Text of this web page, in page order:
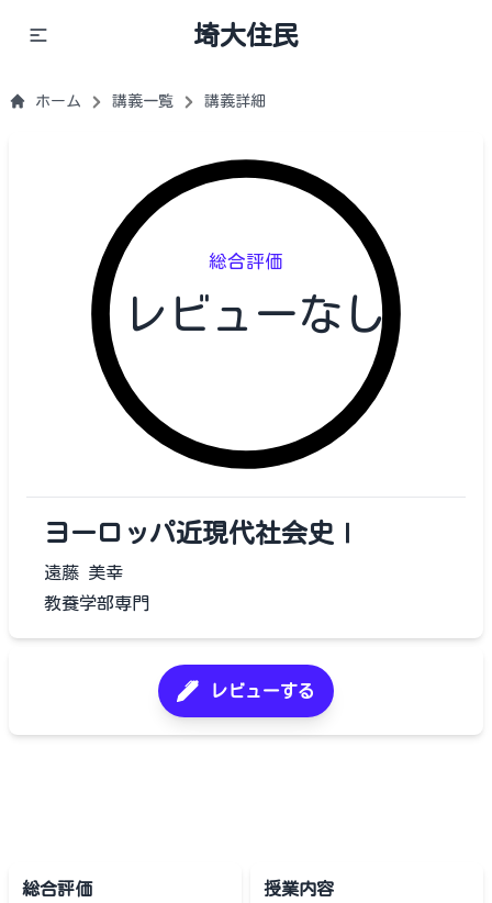
埼大住民
ホーム 講義一覧 講義詳細
総合評価
レビューなし
ヨーロッパ近現代社会史Ⅰ
遠藤 美幸
教養学部専門
レビューする
総合評価 授業内容